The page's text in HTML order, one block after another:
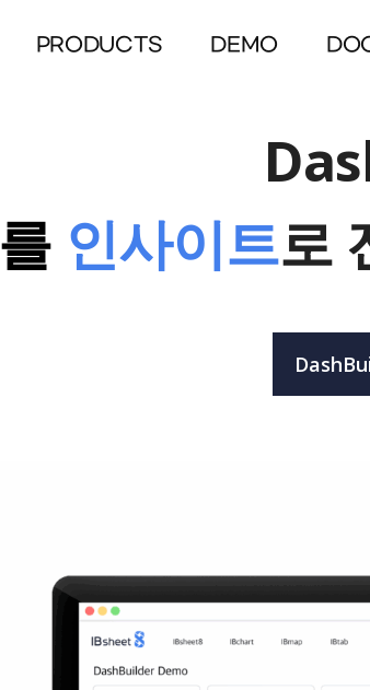
PRODUCTS DEMO
를인사이트로